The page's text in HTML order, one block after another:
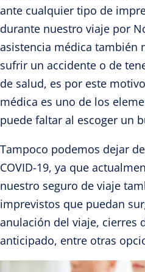
ante cualquier tipo de
durante nuestro viaje por
asistencia médica también
sufrir un accidente o de
de salud, es por este
médica es uno de los
puede faltar al escoger un
Tampoco podemos dejar
COVID-19, ya que
nuestro seguro de viaje
imprevistos que puedan
anulación del viaje, cierres
anticipado, entre otras